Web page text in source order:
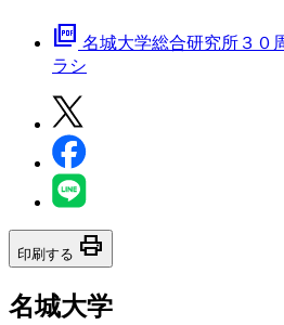
picture_as_pdf 名城大学総合研究所３０
ラシ
印刷する print
名城大学